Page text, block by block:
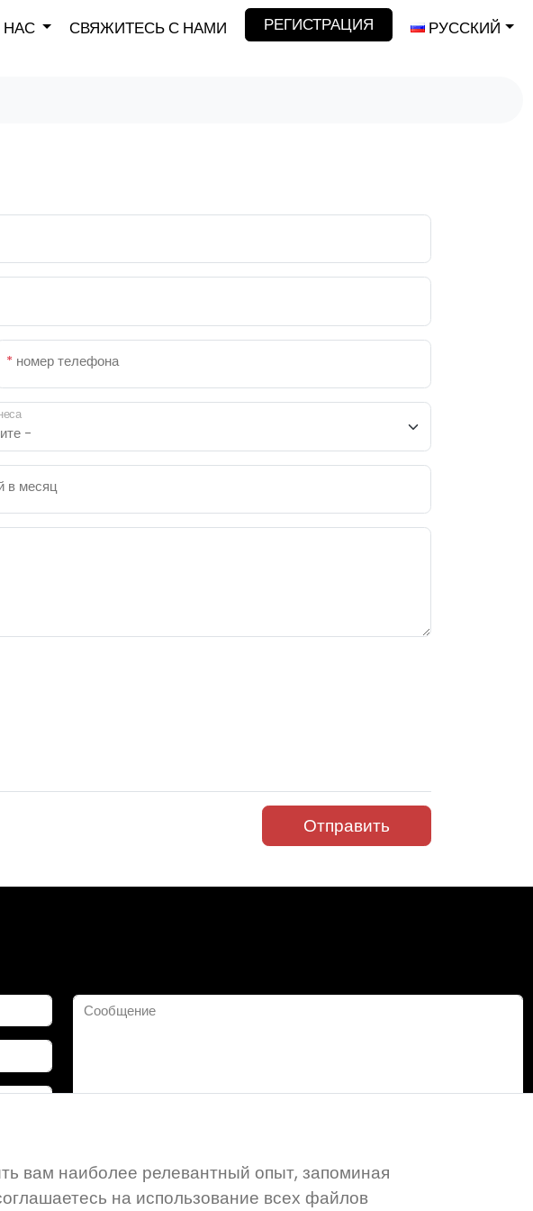
НАС СВЯЖИТЕСЬ С НАМИ РЕГИСТРАЦИЯ РУССКИЙ
* номер телефона
в месяц
Отправить
вам наиболее релевантный опыт, запоминая
на использование всех файлов